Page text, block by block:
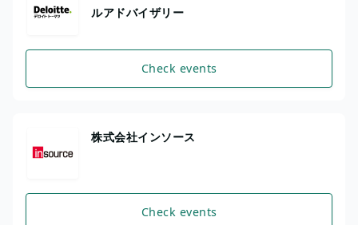
ルアドバイザリー
Check events
株式会社インソース
Check events